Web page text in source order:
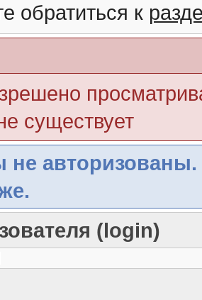
обратиться к
существует
не авторизованы.
(login)